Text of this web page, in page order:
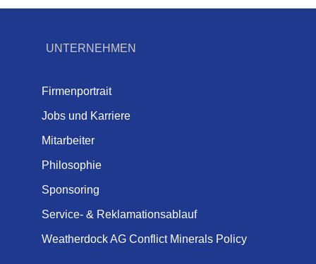
UNTERNEHMEN
Firmenportrait
Jobs und Karriere
Mitarbeiter
Philosophie
Sponsoring
Service- & Reklamationsablauf
Weatherdock AG Conflict Minerals Policy